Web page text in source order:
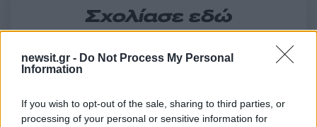
newsit.gr - Do Not Process My Personal
Information
If you wish to opt-out of the sale, sharing to third parties, or
processing of your personal or sensitive information for
Σχολίασε εδώ
50 /50